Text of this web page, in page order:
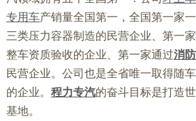
专用车产销量全国第一，全国第一家
三类压力容器制造的民营企业、第一
整车资质验收的企业、第一家通过消
民营企业。公司也是全省唯一取得随
的企业。 程力专汽的奋斗目标是打造
基地。